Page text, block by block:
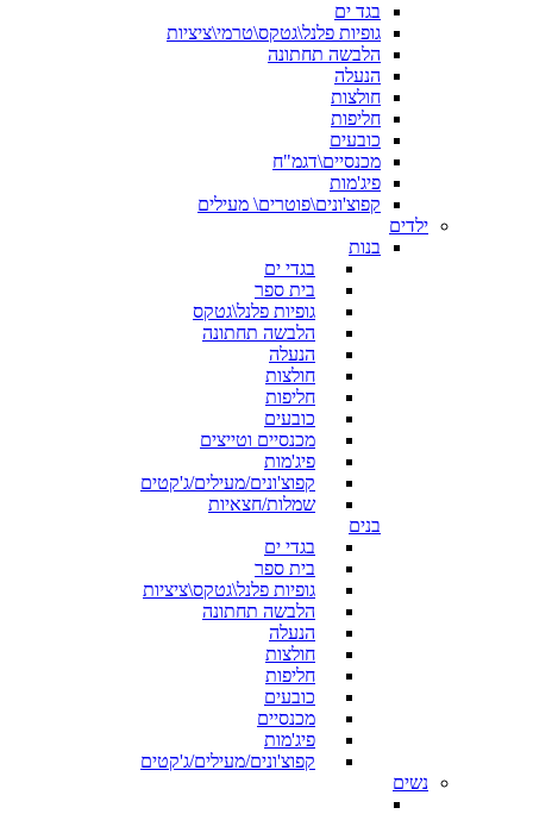
בגד ים
גופיות פלנל\גטקס\טרמי\ציציות
הלבשה תחתונה
הנעלה
חולצות
חליפות
כובעים
מכנסיים\דגמ"ח
פיג'מות
קפוצ'ונים\פוטרים\ מעילים
ילדים
בנות
בגדי ים
בית ספר
גופיות פלנל\גטקס
הלבשה תחתונה
הנעלה
חולצות
חליפות
כובעים
מכנסיים וטייצים
פיג'מות
קפוצ'ונים/מעילים/ג'קטים
שמלות/חצאיות
בנים
בגדי ים
בית ספר
גופיות פלנל\גטקס\ציציות
הלבשה תחתונה
הנעלה
חולצות
חליפות
כובעים
מכנסיים
פיג'מות
קפוצ'ונים/מעילים/ג'קטים
נשים